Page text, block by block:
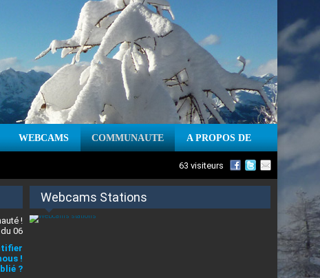
WEBCAMS COMMUNAUTE A PROPOS DE
63 visiteurs
!
06
!
?
Webcams Stations